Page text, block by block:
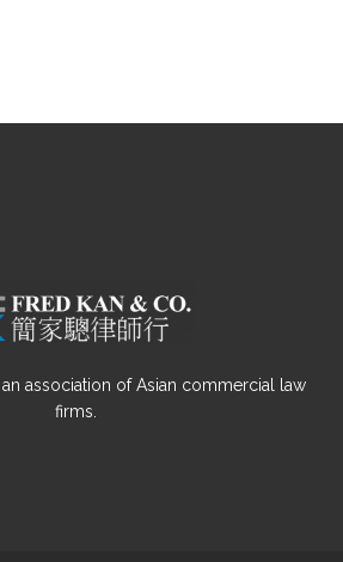
, an association of Asian commercial law
firms.